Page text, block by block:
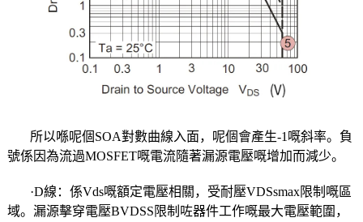
所以喺呢個SOA對數曲線入面，呢個會產生-1嘅斜率。負
號係因為流過MOSFET嘅電流隨著漏源電壓嘅增加而減少。
·D線：係Vds嘅額定電壓相關，受耐壓VDSsmax限制嘅區
域。漏源擊穿電壓BVDSS限制咗器件工作嘅最大電壓範圍，